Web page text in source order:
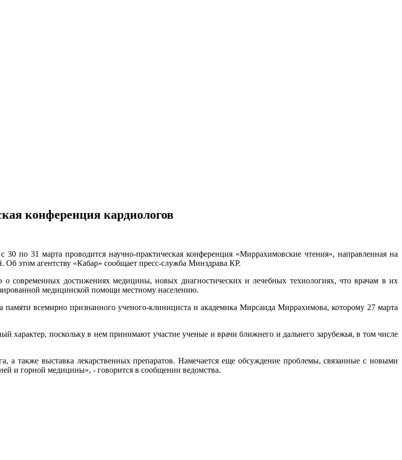
конференция кардиологов
по 31 марта проводится научно-практическая конференция «Миррахимовские чтения», направленная на
этом агентству «Кабар» сообщает пресс-служба Минздрава КР.
современных достижениях медицины, новых диагностических и лечебных технологиях, что врачам в их
медицинской помощи местному населению.
всемирно признанного ученого-клинициста и академика Мирсаида Миррахимова, которому 27 марта
характер, поскольку в нем принимают участие ученые и врачи ближнего и дальнего зарубежья, в том числе
а также выставка лекарственных препаратов. Намечается еще обсуждение проблемы, связанные с новыми
и горной медицины», - говорится в сообщении ведомства.